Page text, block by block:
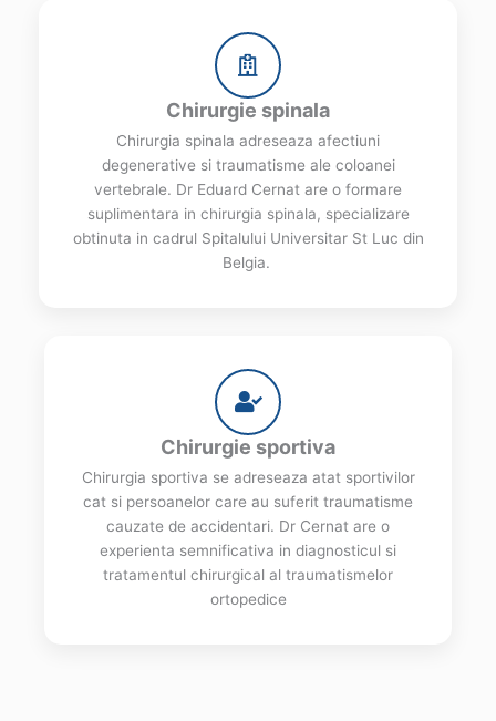
Chirurgie spinala
Chirurgia spinala adreseaza afectiuni
degenerative si traumatisme ale coloanei
vertebrale. Dr Eduard Cernat are o formare
suplimentara in chirurgia spinala, specializare
obtinuta in cadrul Spitalului Universitar St Luc din
Belgia.
Chirurgie sportiva
Chirurgia sportiva se adreseaza atat sportivilor
cat si persoanelor care au suferit traumatisme
cauzate de accidentari. Dr Cernat are o
experienta semnificativa in diagnosticul si
tratamentul chirurgical al traumatismelor
ortopedice